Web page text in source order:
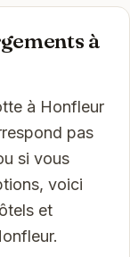
à
à Honfleur
pas
si vous
voici
et